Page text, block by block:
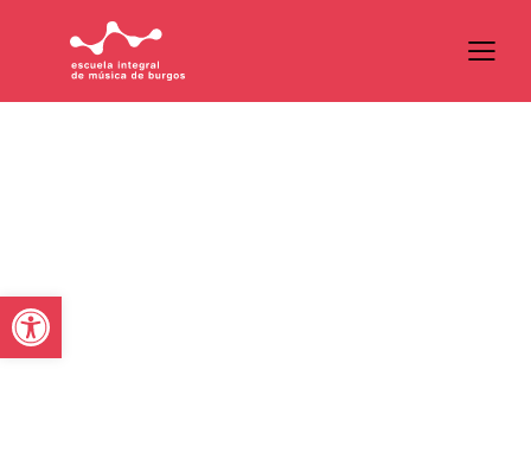
Abrir barra de herramientas